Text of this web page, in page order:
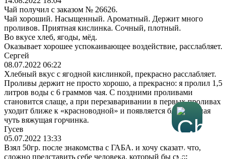
Чай получил с заказом № 26626.
Чай хороший. Насыщенный. Ароматный. Держит много
проливов. Приятная кислинка. Сочный, плотный.
Во вкусе хлеб, ягоды, мёд.
Оказывает хорошее успокаивающее воздействие, расслабляет.
Сергей
08.07.2022 06:22
Хлебный вкус с ягодной кислинкой, прекрасно расслабляет.
Проливы держит не просто хорошо, а прекрасно: я пролил 1,5
литров воды с 6 граммов чая. С поздними проливами
становится слаще, а при перезаваривании в первых проливах
уходит ближе к «красноводной» и появляется благородная
чуть вяжущая горчинка.
Гусев
05.07.2022 13:33
Взял 50гр. после знакомства с ГАБА. и хочу сказать что,
сложно представить себе человека, который бы смог